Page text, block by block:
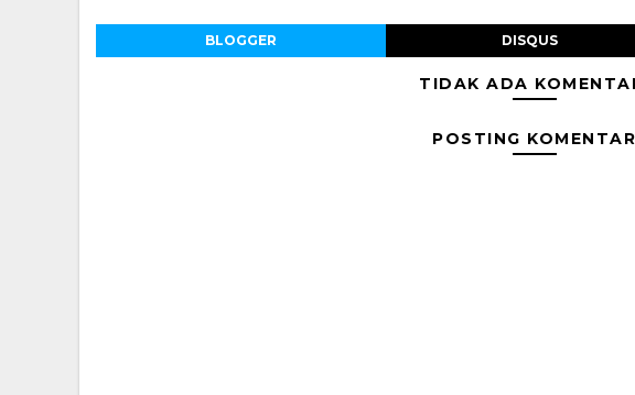
BLOGGER DISQUS
TIDAK ADA
POSTING KOMENTAR